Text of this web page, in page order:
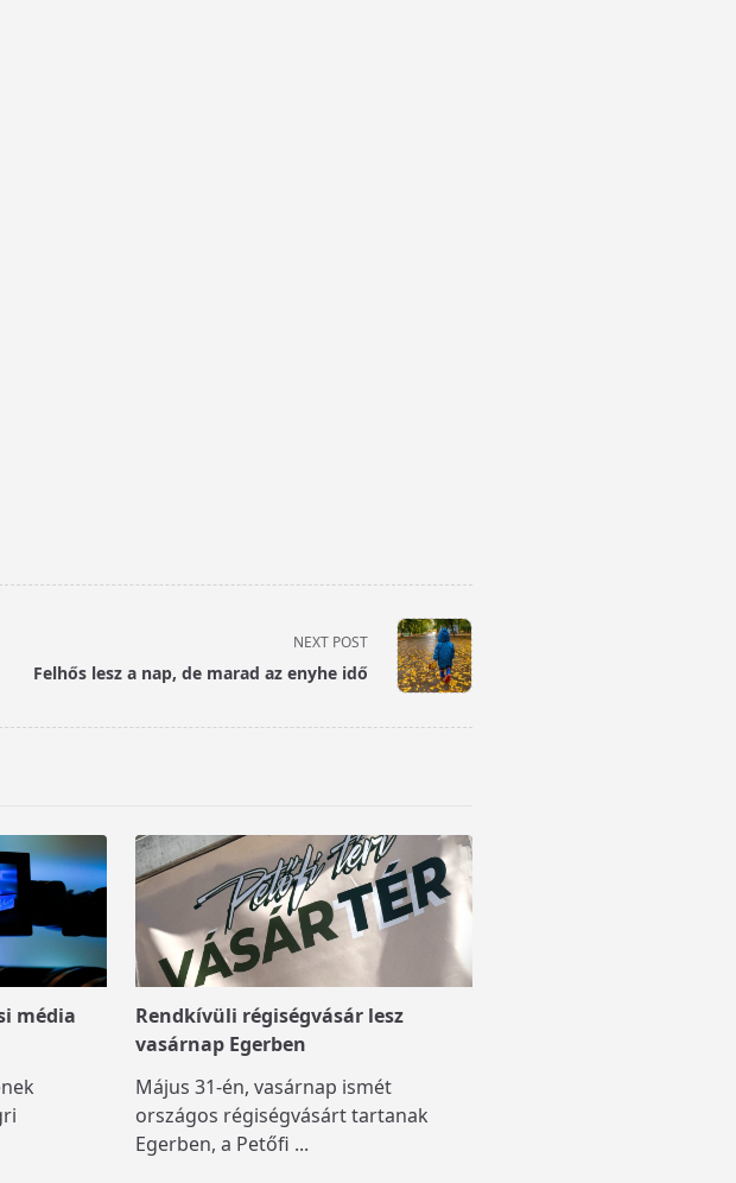
NEXT POST
Felhős lesz a nap, de marad az enyhe idő
média
Rendkívüli régiségvásár lesz
vasárnap Egerben
Május 31-én, vasárnap ismét
országos régiségvásárt tartanak
Egerben, a Petőfi ...